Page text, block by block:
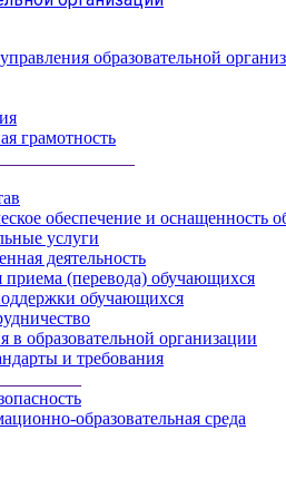
образовательной
грамотность
обеспечение и оснащенность
услуги
деятельность
приема (перевода) обучающихся
обучающихся
в образовательной организации
и требования
образовательная среда